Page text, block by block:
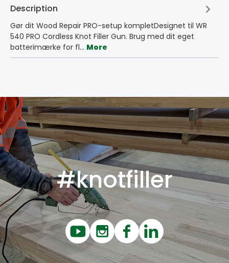
Description
Gør dit Wood Repair PRO-setup kompletDesignet til WR
540 PRO Cordless Knot Filler Gun. Brug med dit eget
batterimærke for fl… More
#knotfiller